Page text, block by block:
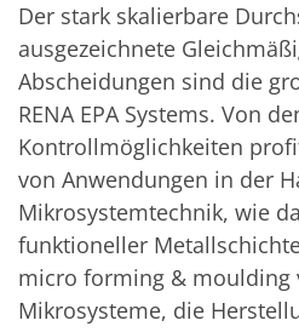
Fluidjet - Metall-Abhebung
SiEtch – KOH-Ätzen
Ätzen
Texturierung
Galvanik
Innovationen
Battery Technology
Fortschrittliches chemisches Ätzen
Proprietäre Software
FlowLogX - Smart Connectivity
Infocenter
Downloads
Presse
News
Der stark skalierbare
ausgezeichnete
Abscheidungen sind die
RENA EPA Systems. Von
Kontrollmöglichkeiten
von Anwendungen in der
Mikrosystemtechnik, wie
funktioneller
micro forming & moulding
Mikrosysteme, die